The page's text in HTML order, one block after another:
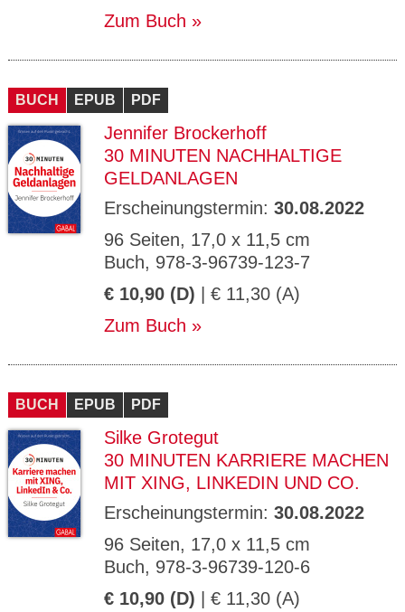
Zum Buch
BUCH EPUB PDF
Jennifer Brockerhoff
30 MINUTEN NACHHALTIGE
GELDANLAGEN
Erscheinungstermin: 30.08.2022
96 Seiten, 17,0 x 11,5 cm
Buch, 978-3-96739-123-7
€ 10,90 (D) | € 11,30 (A)
Zum Buch
BUCH EPUB PDF
Silke Grotegut
30 MINUTEN KARRIERE MACHEN
MIT XING, LINKEDIN UND CO.
Erscheinungstermin: 30.08.2022
96 Seiten, 17,0 x 11,5 cm
Buch, 978-3-96739-120-6
€ 10,90 (D) | € 11,30 (A)